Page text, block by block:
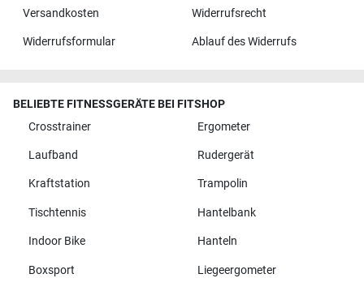
Versandkosten Widerrufsrecht
Widerrufsformular Ablauf des Widerrufs
BELIEBTE FITNESSGERÄTE BEI FITSHOP
Crosstrainer
Ergometer
Laufband Rudergerät
Kraftstation Trampolin
Tischtennis Hantelbank
Indoor Bike Hanteln
Boxsport Liegeergometer